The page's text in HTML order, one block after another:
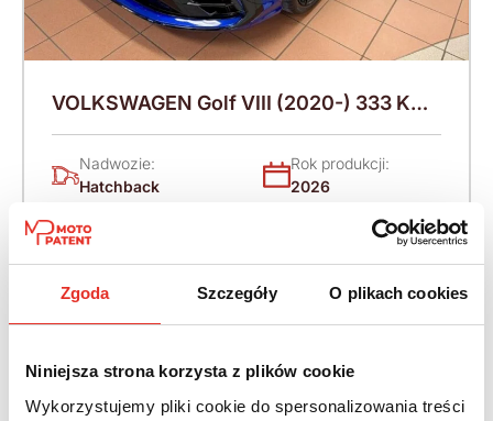
Zgoda Szczegóły O plikach cookies
Niniejsza strona korzysta z plików cookie
Wykorzystujemy pliki cookie do spersonalizowania treści
VOLKSWAGEN Golf VIII (2020-) 333 KM
(2026)
Nadwozie:
Hatchback
Rok produkcji:
2026
Napęd:
4x4 stały
Automatyczna
Paliwo:
Moc (KM):
Leasing netto od: Cena brutto: